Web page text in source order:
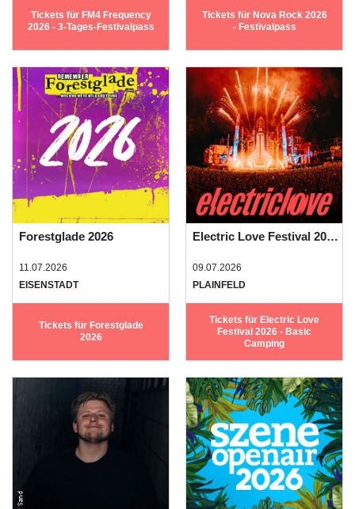
Tickets für FM4 Frequency
2026 - 3-Tages-Festivalpass
Tickets für Nova Rock 2026
- Festivalpass
Forestglade 2026
11.07.2026
EISENSTADT
Tickets für Forestglade
2026
Electric Love Festival 2026 - Basic Camping
09.07.2026
PLAINFELD
Tickets für Electric Love
Festival 2026 - Basic
Camping